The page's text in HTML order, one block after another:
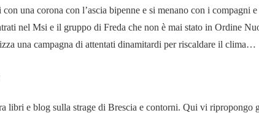
una corona con l’ascia bipenne e si menano con i compagni
nel Msi e il gruppo di Freda che non è mai stato in Ordine
una campagna di attentati dinamitardi per riscaldare il clima…
libri e blog sulla strage di Brescia e contorni. Qui vi ripropongo